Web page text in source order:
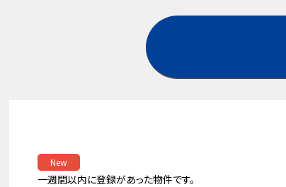
New
一週間以内に登録があった物件です。